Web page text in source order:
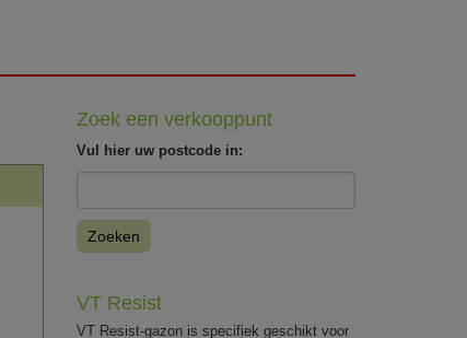
Zoek een verkooppunt
Vul hier uw postcode in:
Zoeken
VT Resist
VT Resist-gazon is specifiek geschikt voor